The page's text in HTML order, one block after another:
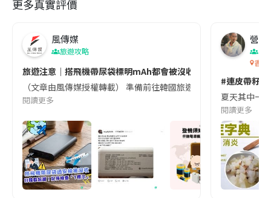
更多真實評價
風傳媒
旅遊攻略
旅遊注意｜搭飛機帶尿袋標明mAh都會被沒收😱出發前切記檢查
（文章由風傳媒授權轉載） 準備前往韓國旅遊的民眾，近期要
閱讀更多
營養
香港
#連皮帶籽
夏天其中一
閱讀更多